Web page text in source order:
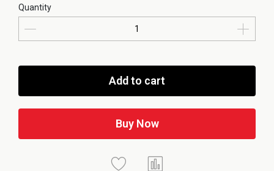
Quantity
Add to cart
Buy Now